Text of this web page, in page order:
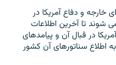
خارجه و دفاع آمریکا در
تا آخرین اطلاعات
در قبال آن و پیامدهای
سناتورهای آن کشور